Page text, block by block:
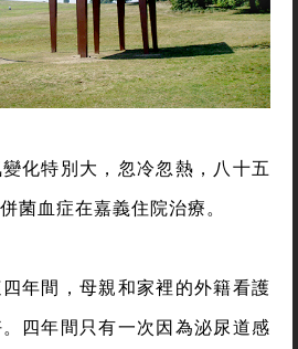
化特別大，忽冷忽熱，八十五
菌血症在嘉義住院治療。
年間，母親和家裡的外籍看護
四年間只有一次因為泌尿道感